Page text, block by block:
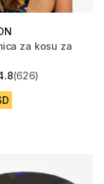
za kosu za
from 626
(626)